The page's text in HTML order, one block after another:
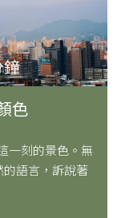
鐘
色
一刻的景色。無
語言，訴說著